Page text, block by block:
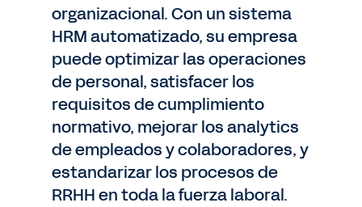
organizacional. Con un sistema
HRM automatizado, su empresa
puede optimizar las operaciones
de personal, satisfacer los
requisitos de cumplimiento
normativo, mejorar los analytics
de empleados y colaboradores, y
estandarizar los procesos de
RRHH en toda la fuerza laboral.